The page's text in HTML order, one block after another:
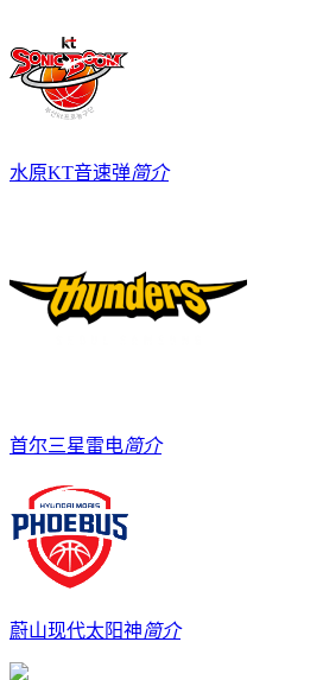
水原KT音速弹简介
首尔三星雷电简介
蔚山现代太阳神简介